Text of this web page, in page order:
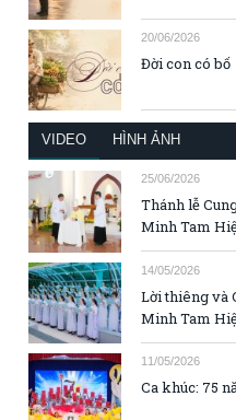
20/06/2026
Đời con có bố
VIDEO HÌNH ẢNH
25/06/2026
Thánh lễ
Minh Tam
14/05/2026
Lời thiêng và
Minh Tam
11/05/2026
Ca khúc: 75